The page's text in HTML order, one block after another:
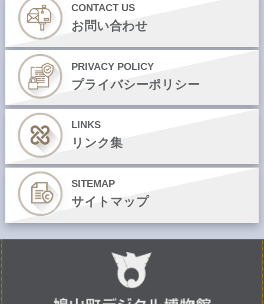
CONTACT US
お問い合わせ
PRIVACY POLICY
プライバシーポリシー
LINKS
リンク集
SITEMAP
サイトマップ